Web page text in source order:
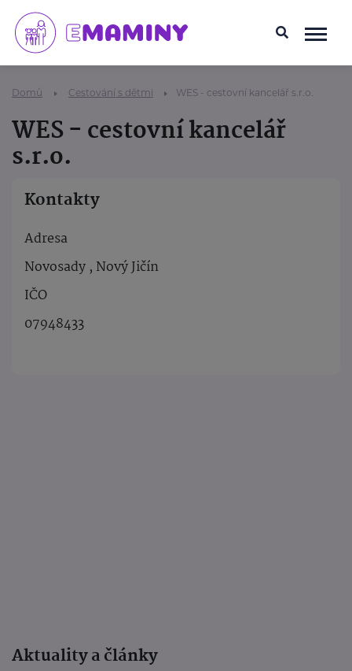
Domů Cestování s dětmi WES - cestovní kancelář s.r.o.
WES - cestovní kancelář
s.r.o.
Kontakty
Adresa
Novosady , Nový Jičín
IČO
07948433
Aktuality a články